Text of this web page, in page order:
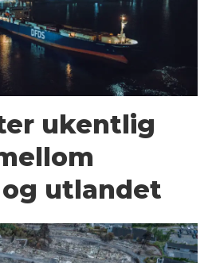
ukentlig
utlandet